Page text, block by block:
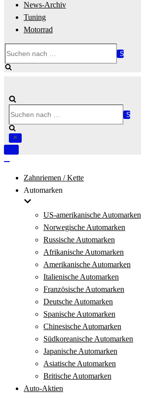
News-Archiv
Tuning
Motorrad
nach …
nach …
Navigation
Zahnriemen / Kette
Automarken
US-amerikanische Automarken
Norwegische Automarken
Russische Automarken
Afrikanische Automarken
Amerikanische Automarken
Italienische Automarken
Französische Automarken
Deutsche Automarken
Spanische Automarken
Chinesische Automarken
Südkoreanische Automarken
Japanische Automarken
Asiatische Automarken
Britische Automarken
Auto-Aktien